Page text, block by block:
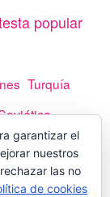
popular
Turquía
garantizar el
nuestros
las no
de cookies